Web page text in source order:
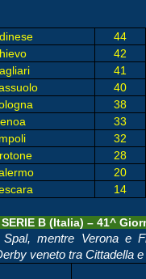
44
42
41
40
38
33
32
28
20
14
SERIE B (Italia) – 41^
mentre Verona e
veneto tra Cittadella